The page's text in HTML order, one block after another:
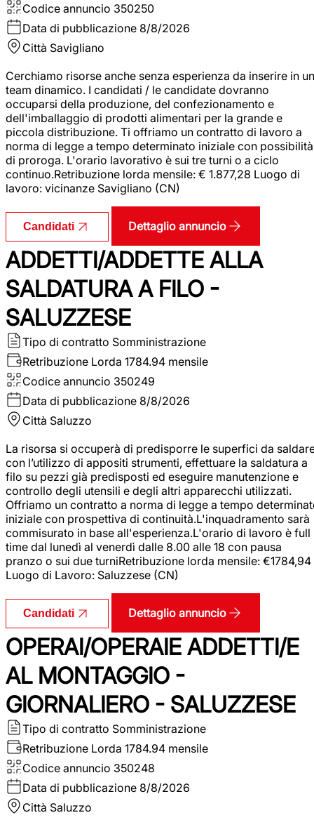
Codice annuncio 350250
Data di pubblicazione 8/8/2026
Città Savigliano
Cerchiamo risorse anche senza esperienza da inserire in un
team dinamico. I candidati / le candidate dovranno
occuparsi della produzione, del confezionamento e
dell'imballaggio di prodotti alimentari per la grande e
piccola distribuzione. Ti offriamo un contratto di lavoro a
norma di legge a tempo determinato iniziale con possibilità
di proroga. L'orario lavorativo è sui tre turni o a ciclo
continuo.Retribuzione lorda mensile: € 1.877,28 Luogo di
lavoro: vicinanze Savigliano (CN)
Candidati Dettaglio annuncio
ADDETTI/ADDETTE ALLA
SALDATURA A FILO -
SALUZZESE
Tipo di contratto Somministrazione
Retribuzione Lorda 1784.94 mensile
Codice annuncio 350249
Data di pubblicazione 8/8/2026
Città Saluzzo
La risorsa si occuperà di predisporre le superfici da
con l’utilizzo di appositi strumenti, effettuare la saldatura a
filo su pezzi già predisposti ed eseguire manutenzione e
controllo degli utensili e degli altri apparecchi utilizzati.
Offriamo un contratto a norma di legge a tempo
iniziale con prospettiva di continuità.L'inquadramento sarà
commisurato in base all'esperienza.L'orario di lavoro è full
time dal lunedì al venerdì dalle 8.00 alle 18 con pausa
pranzo o sui due turniRetribuzione lorda mensile: €1784,94
Luogo di Lavoro: Saluzzese (CN)
Candidati Dettaglio annuncio
OPERAI/OPERAIE ADDETTI/E
AL MONTAGGIO -
GIORNALIERO - SALUZZESE
Tipo di contratto Somministrazione
Retribuzione Lorda 1784.94 mensile
Codice annuncio 350248
Data di pubblicazione 8/8/2026
Città Saluzzo